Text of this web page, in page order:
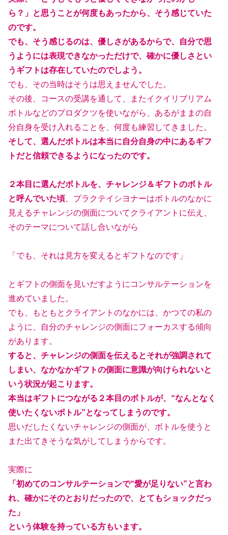
ら？」と思うことが何度もあったから、そう感じていた
のです。
でも、そう感じるのは、優しさがあるからで、自分で思
うようには表現できなかっただけで、確かに優しさとい
うギフトは存在していたのでしよう。
でも、その当時はそうは思えませんでした。
その後、コースの受講を通して、またイクイリブリアム
ボトルなどのプロダクツを使いながら、あるがままの自
分自身を受け入れることを、何度も練習してきました。
そして、選んだボトルは本当に自分自身の中にあるギフ
トだと信頼できるようになったのです。
２本目に選んだボトルを、チャレンジ＆ギフトのボトル
と呼んでいた頃 、プラクテイシヨナーはボトルのなかに
見えるチャレンジの側面についてクライアントに伝え、
そのテーマについて話し合いながら
「でも、それは見方を変えるとギフトなのです」
とギフトの側面を見いだすようにコンサルテーションを
進めていました。
でも、もともとクライアントのなかには、かつての私の
ように、自分のチャレンジの側面にフォーカスする傾向
があります。
すると、チャレンジの側面を伝えるとそれが強調されて
しまい、なかなかギフトの側面に意識が向けられないと
いう状況が起こります。
本当はギフトにつながる２本目のボトルが、“なんとなく
使いたくないボトル”となってしまうのです。
思いだしたくないチャレンジの側面が、ボトルを使うと
また出てきそうな気がしてしまうからです。
実際に
「初めてのコンサルテーションで“愛が足りない”と言わ
れ、確かにそのとおりだったので、とてもショックだっ
た」
という体験を持っている方もいます。